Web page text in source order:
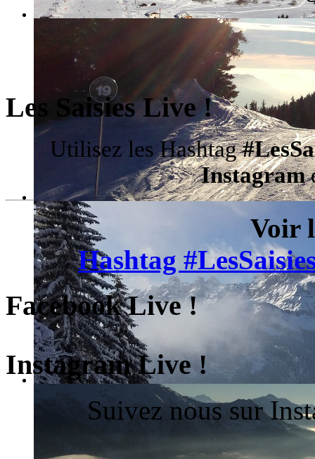
Les Saisies Live !
Utilisez les Hashtag
Instagram
Voir
Hashtag
Facebook Live !
Instagram Live !
Suivez nous sur